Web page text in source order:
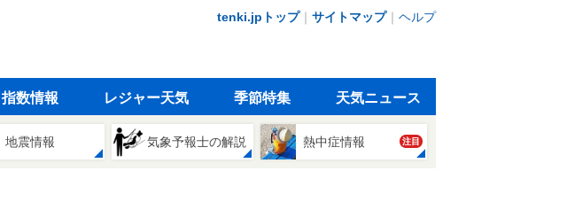
tenki.jpトップ｜ サイトマップ｜ ヘルプ
指数情報 レジャー天気 季節特集 天気ニュース
地震情報 気象予報士の解説 熱中症情報 注目